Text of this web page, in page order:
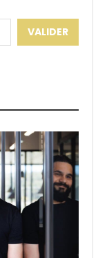
VALIDER